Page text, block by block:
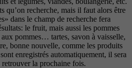
qu’on recherche, mais il faut alors être
dans le champ de recherche fera
le fruit, mais aussi les pommes
pommes… tartes, savon à vaisselle,
bonne nouvelle, comme les produits
enregistrés automatiquement, il sera
la prochaine fois.